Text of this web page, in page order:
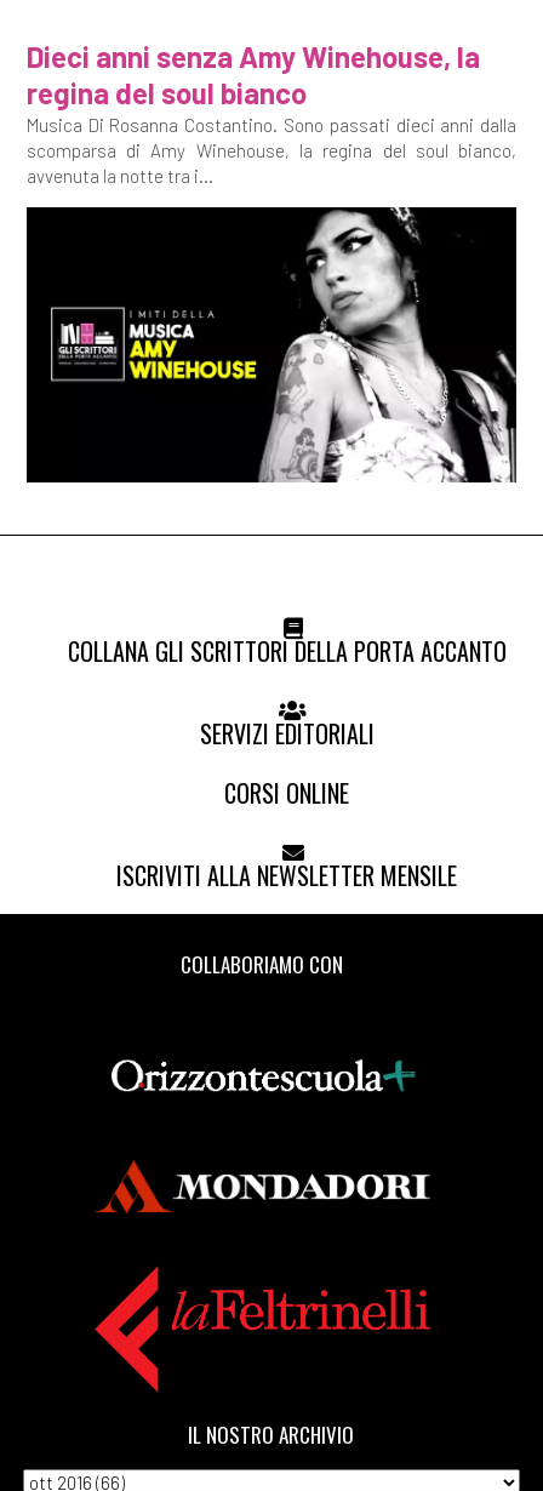
Dieci anni senza Amy Winehouse, la
regina del soul bianco
Musica Di Rosanna Costantino. Sono passati dieci anni dalla
scomparsa di Amy Winehouse, la regina del soul bianco,
avvenuta la notte tra i...
COLLANA GLI SCRITTORI DELLA PORTA ACCANTO
SERVIZI EDITORIALI
CORSI ONLINE
ISCRIVITI ALLA NEWSLETTER MENSILE
COLLABORIAMO CON
IL NOSTRO ARCHIVIO